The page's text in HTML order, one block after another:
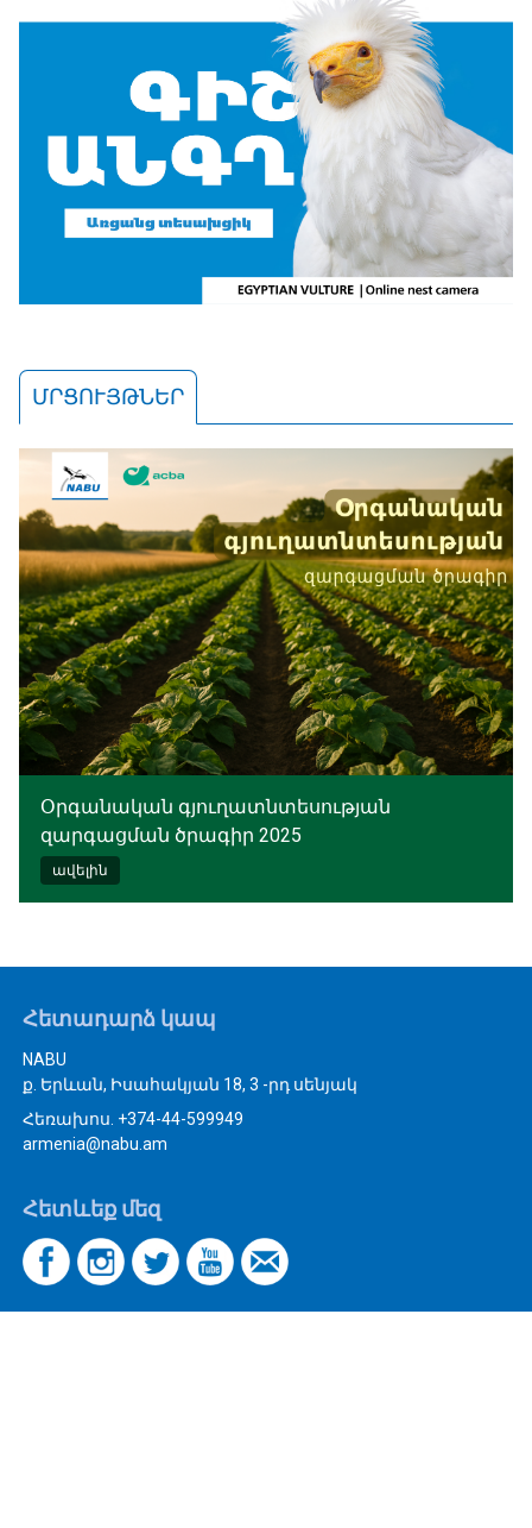
ՄՐՑՈՒՅԹՆԵՐ
Օրգանական գյուղատնտեսության
զարգացման ծրագիր 2025
ավելին
Հետադարձ կապ
NABU
ք. Երևան, Իսահակյան 18, 3 -րդ սենյակ
Հեռախոս. +374-44-599949
armenia@nabu.am
Հետևեք մեզ